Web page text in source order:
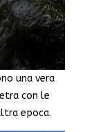
una vera
con le
epoca.